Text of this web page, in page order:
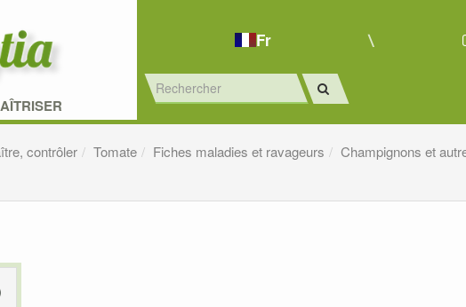
Fr
contrôler Tomate Fiches maladies et ravageurs Champignons et